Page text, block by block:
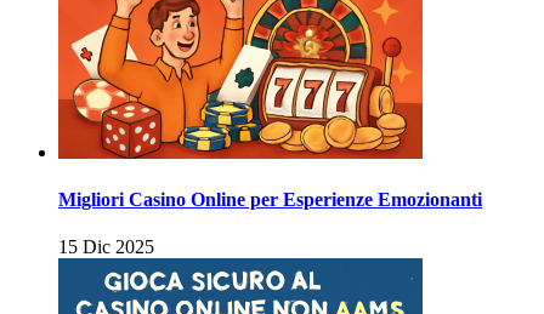
Migliori Casino Online per Esperienze Emozionanti
15 Dic 2025